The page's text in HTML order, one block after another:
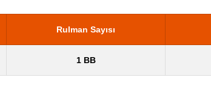
Rulman Sayısı
1 BB